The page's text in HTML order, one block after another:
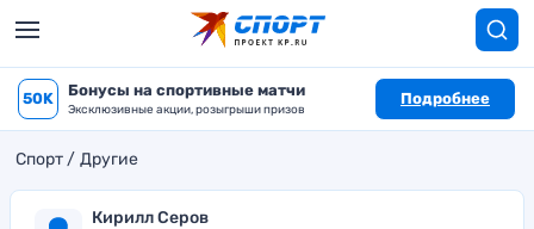
50K Бонусы на спортивные матчи
Эксклюзивные акции, розыгрыши призов
Подробнее
Спорт Другие
Кирилл Серов